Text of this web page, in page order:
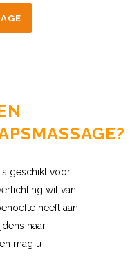
geschikt voor
wil van
heeft aan
haar
mag u